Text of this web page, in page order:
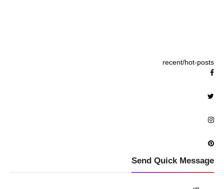
recent/hot-posts
Send Quick Message